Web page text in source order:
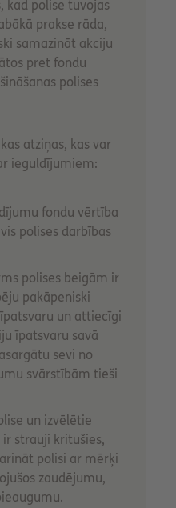
kad polise tuvojas
prakse rāda,
samazināt akciju
pret fondu
polises
atziņas, kas var
ieguldījumiem:
fondu vērtība
polises darbības
polises beigām ir
pakāpeniski
un attiecīgi
īpatsvaru savā
sevi no
svārstībām tieši
un izvēlētie
strauji kritušies,
polisi ar mērķi
zaudējumu,